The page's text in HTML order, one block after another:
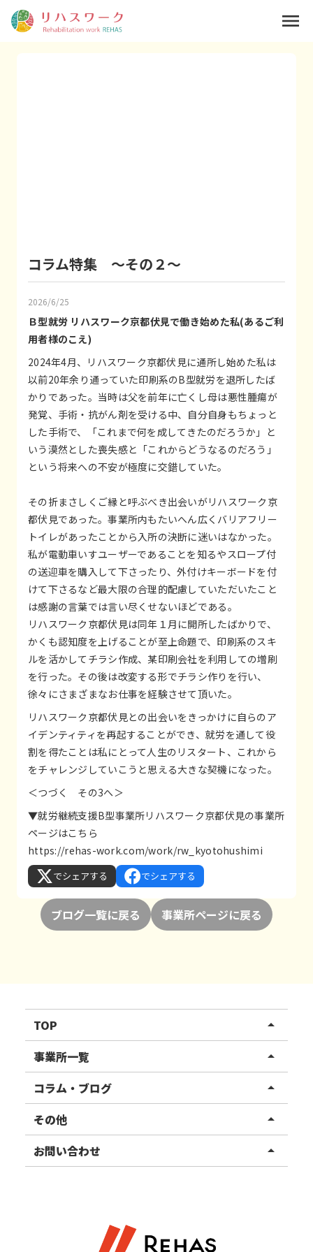
コラム特集 ～その２～
2026/6/25
Ｂ型就労 リハスワーク京都伏見で働き始めた私(あるご利
用者様のこえ)
2024年4月、リハスワーク京都伏見に通所し始めた私は
以前20年余り通っていた印刷系のB型就労を退所したば
かりであった。当時は父を前年に亡くし母は悪性腫瘍が
発覚、手術・抗がん剤を受ける中、自分自身もちょっと
した手術で、「これまで何を成してきたのだろうか」と
いう漠然とした喪失感と「これからどうなるのだろう」
という将来への不安が極度に交錯していた。
その折まさしくご縁と呼ぶべき出会いがリハスワーク京
都伏見であった。事業所内もたいへん広くバリアフリー
トイレがあったことから入所の決断に迷いはなかった。
私が電動車いすユーザーであることを知るやスロープ付
の送迎車を購入して下さったり、外付けキーボードを付
けて下さるなど最大限の合理的配慮していただいたこと
は感謝の言葉では言い尽くせないほどである。
リハスワーク京都伏見は同年１月に開所したばかりで、
かくも認知度を上げることが至上命題で、印刷系のスキ
ルを活かしてチラシ作成、某印刷会社を利用しての増刷
を行った。その後は改変する形でチラシ作りを行い、
徐々にさまざまなお仕事を経験させて頂いた。
リハスワーク京都伏見との出会いをきっかけに自らのア
イデンティティを再起することができ、就労を通して役
割を得たことは私にとって人生のリスタート、これから
をチャレンジしていこうと思える大きな契機になった。
＜つづく その3へ＞
▼就労継続支援B型事業所リハスワーク京都伏見の事業所
ページはこちら
https://rehas-work.com/work/rw_kyotohushimi
でシェアする でシェアする
ブログ一覧に戻る 事業所ページに戻る
menu
TOP arrow_drop_up
リハスワーク
リハスファーム
事業所一覧 arrow_drop_up
関東エリア
東北エリア
甲信越エリア
コラム・ブログ arrow_drop_up
事業所ブログ
ご利用者様の声
その他 arrow_drop_up
お知らせ
お問い合わせ arrow_drop_up